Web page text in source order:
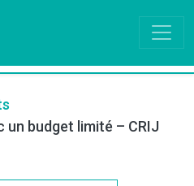
un budget limité – CRIJ